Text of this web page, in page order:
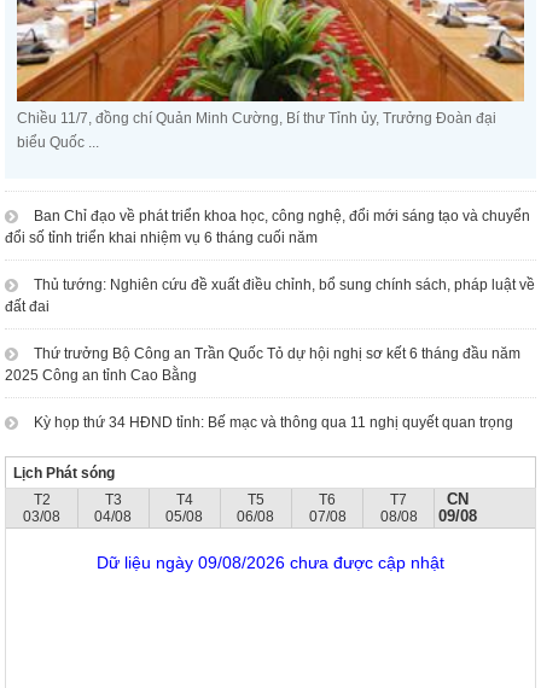
Chiều 11/7, đồng chí Quản Minh Cường, Bí thư Tỉnh ủy, Trưởng Đoàn đại
biểu Quốc ...
Ban Chỉ đạo về phát triển khoa học, công nghệ, đổi mới sáng tạo và chuyển
đổi số tỉnh triển khai nhiệm vụ 6 tháng cuối năm
Thủ tướng: Nghiên cứu đề xuất điều chỉnh, bổ sung chính sách, pháp luật về
đất đai
Thứ trưởng Bộ Công an Trần Quốc Tỏ dự hội nghị sơ kết 6 tháng đầu năm
2025 Công an tỉnh Cao Bằng
Kỳ họp thứ 34 HĐND tỉnh: Bế mạc và thông qua 11 nghị quyết quan trọng
Lịch Phát sóng
T2
03/08
T3
04/08
T4
05/08
T5
06/08
T6
07/08
T7
08/08
CN
09/08
Dữ liệu ngày 09/08/2026 chưa được cập nhật